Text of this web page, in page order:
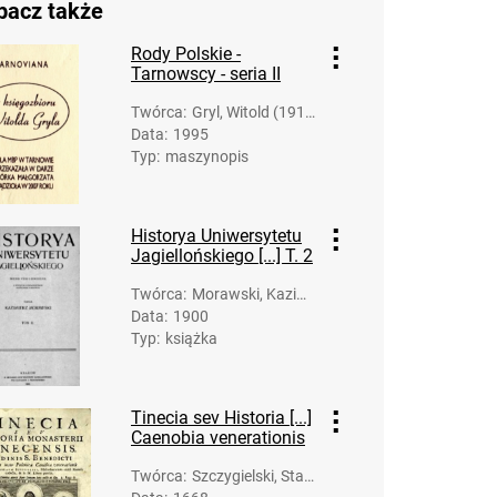
także
Rody Polskie -
Tarnowscy - seria II
Twórca: Gryl, Witold (1919
-2007)
Data: 1995
Typ: maszynopis
Historya Uniwersytetu
Jagiellońskiego [...] T. 2
Twórca: Morawski, Kazimi
erz (1852-1925)
Data: 1900
Typ: książka
Tinecia sev Historia [...]
Caenobia venerationis
Twórca: Szczygielski, Stani